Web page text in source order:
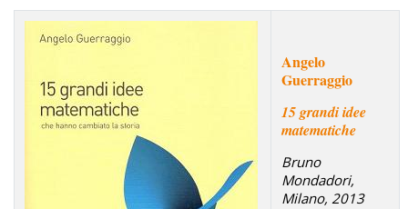
Angelo
Guerraggio
15 grandi idee
matematiche
Bruno
Mondadori,
Milano, 2013